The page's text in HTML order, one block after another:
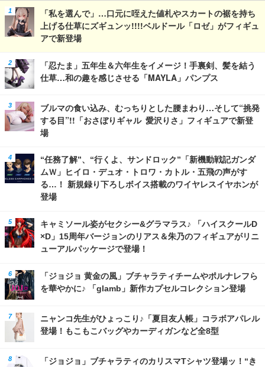
「私を選んで」…口元に咥えた値札やスカートの裾を持ち
上げる仕草にズギュンッ!!!!ベルドール「ロゼ」がフィギュ
アで新登場
「忍たま」五年生＆六年生をイメージ！手裏剣、髪を結う
仕草…和の趣を感じさせる「MAYLA」パンプス
ブルマの食い込み、むっちりとした腰まわり…そして“挑発
する目”!!「おさぼりギャル 愛沢りさ」フィギュアで新登
場
“任務了解”、“行くよ、サンドロック”「新機動戦記ガンダ
ムＷ」ヒイロ・デュオ・トロワ・カトル・五飛の声がす
る…！ 新規録り下ろしボイス搭載のワイヤレスイヤホンが
登場
キャミソール姿がセクシー&グラマラス♪ 「ハイスクールD
×D」15周年バージョンのリアス＆朱乃のフィギュアがリニ
ューアルパッケージで登場！
「ジョジョ 黄金の風」ブチャラティチームやポルナレフら
を華やかに♪ 「glamb」新作カプセルコレクション登場
ニャンコ先生がひょっこり♪「夏目友人帳」コラボアパレル
登場！もこもこバッグやカーディガンなど全8型
「ジョジョ」ブチャラティのカリスマTシャツ登場ッ！“き